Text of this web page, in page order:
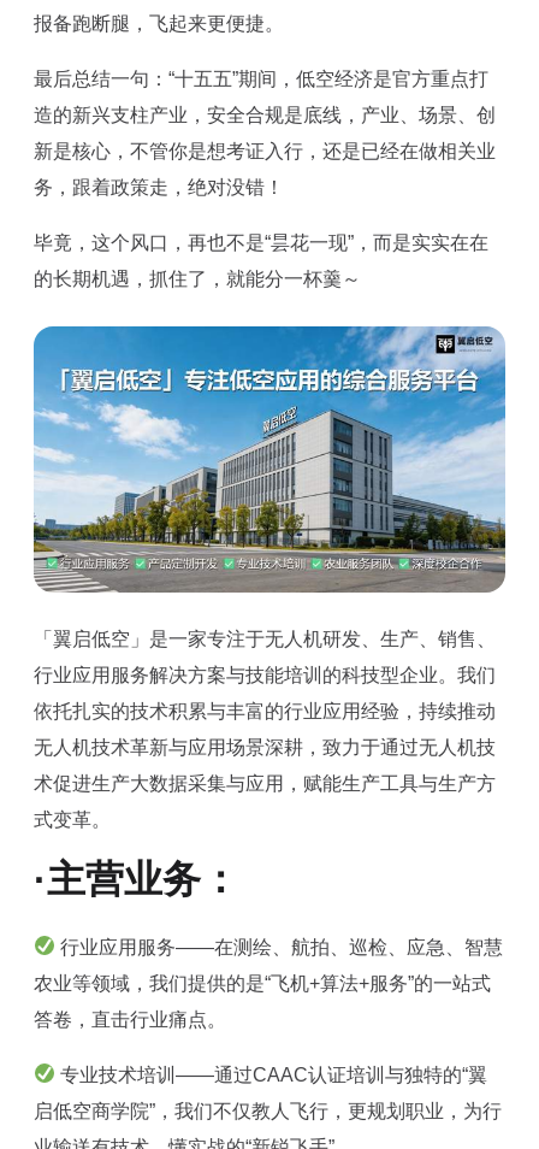
报备跑断腿，飞起来更便捷。
最后总结一句：“十五五”期间，低空经济是官方重点打
造的新兴支柱产业，安全合规是底线，产业、场景、创
新是核心，不管你是想考证入行，还是已经在做相关业
务，跟着政策走，绝对没错！
毕竟，这个风口，再也不是“昙花一现”，而是实实在在
的长期机遇，抓住了，就能分一杯羹～
「翼启低空」是一家专注于无人机研发、生产、销售、
行业应用服务解决方案与技能培训的科技型企业。我们
依托扎实的技术积累与丰富的行业应用经验，持续推动
无人机技术革新与应用场景深耕，致力于通过无人机技
术促进生产大数据采集与应用，赋能生产工具与生产方
式变革。
·主营业务：
行业应用服务——在测绘、航拍、巡检、应急、智慧
农业等领域，我们提供的是“飞机+算法+服务”的一站式
答卷，直击行业痛点。
专业技术培训——通过CAAC认证培训与独特的“翼
启低空商学院”，我们不仅教人飞行，更规划职业，为行